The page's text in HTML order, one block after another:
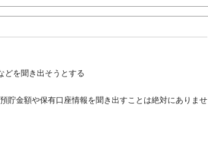
どを聞き出そうとする
貯金額や保有口座情報を聞き出すことは絶対にありませ